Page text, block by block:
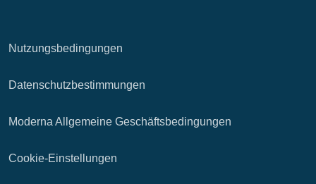
Nutzungsbedingungen
Datenschutzbestimmungen
Moderna Allgemeine Geschäftsbedingungen
Cookie-Einstellungen